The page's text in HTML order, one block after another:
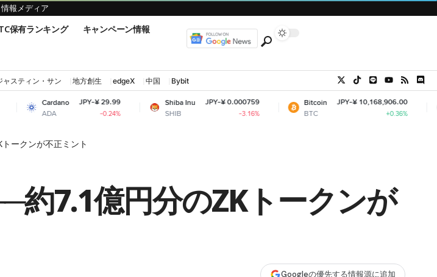
報メディア
保有ランキング キャンペーン情報
ャスティン・サン 地方創生 edgeX 中国 Bybit
JPY-¥ 29.99
-0.24%
Shiba Inu
SHIB
JPY-¥ 0.000759
-3.16%
Bitcoin
BTC
JPY-¥ 10,168,906.00
Ethereum
ETH
ークンが不正ミント
約7.1億円分のZKトークンが
Googleの優先する情報源に追加